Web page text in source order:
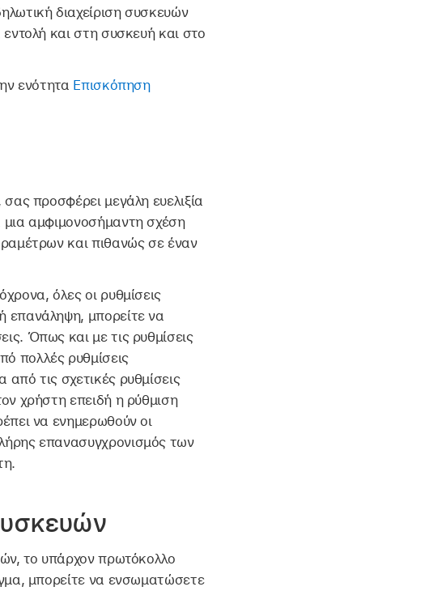
διαχείριση συσκευών
και στη συσκευή και στο
ενότητα Επισκόπηση
προσφέρει μεγάλη ευελιξία
μια αμφιμονοσήμαντη σχέση
και πιθανώς σε έναν
όλες οι ρυθμίσεις
επανάληψη, μπορείτε να
Όπως και με τις ρυθμίσεις
πολλές ρυθμίσεις
τις σχετικές ρυθμίσεις
χρήστη επειδή η ρύθμιση
να ενημερωθούν οι
επανασυγχρονισμός των
το υπάρχον πρωτόκολλο
μπορείτε να ενσωματώσετε